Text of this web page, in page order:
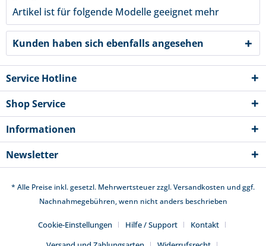
Artikel ist für folgende Modelle geeignet mehr
Kunden haben sich ebenfalls angesehen
Service Hotline
Shop Service
Informationen
Newsletter
* Alle Preise inkl. gesetzl. Mehrwertsteuer zzgl.Versandkosten und ggf.
Nachnahmegebühren, wenn nicht anders beschrieben
Cookie-Einstellungen Hilfe / Support
Kontakt